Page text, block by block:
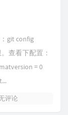
git config
查看下配置：
= 0
评论